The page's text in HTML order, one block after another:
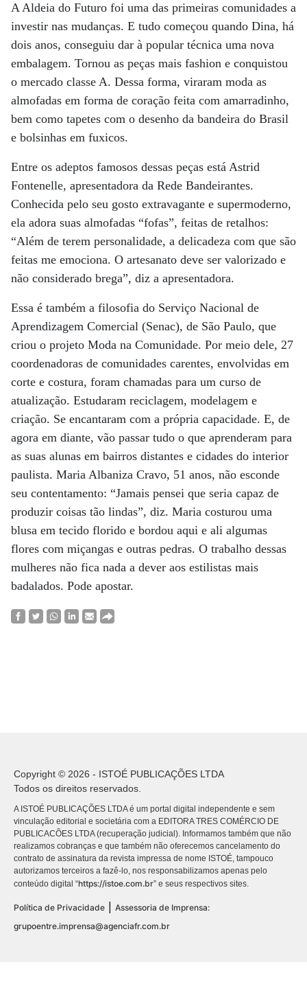
A Aldeia do Futuro foi uma das primeiras comunidades a
investir nas mudanças. E tudo começou quando Dina, há
dois anos, conseguiu dar à popular técnica uma nova
embalagem. Tornou as peças mais fashion e conquistou
o mercado classe A. Dessa forma, viraram moda as
almofadas em forma de coração feita com amarradinho,
bem como tapetes com o desenho da bandeira do Brasil
e bolsinhas em fuxicos.
Entre os adeptos famosos dessas peças está Astrid
Fontenelle, apresentadora da Rede Bandeirantes.
Conhecida pelo seu gosto extravagante e supermoderno,
ela adora suas almofadas “fofas”, feitas de retalhos:
“Além de terem personalidade, a delicadeza com que são
feitas me emociona. O artesanato deve ser valorizado e
não considerado brega”, diz a apresentadora.
Essa é também a filosofia do Serviço Nacional de
Aprendizagem Comercial (Senac), de São Paulo, que
criou o projeto Moda na Comunidade. Por meio dele, 27
coordenadoras de comunidades carentes, envolvidas em
corte e costura, foram chamadas para um curso de
atualização. Estudaram reciclagem, modelagem e
criação. Se encantaram com a própria capacidade. E, de
agora em diante, vão passar tudo o que aprenderam para
as suas alunas em bairros distantes e cidades do interior
paulista. Maria Albaniza Cravo, 51 anos, não esconde
seu contentamento: “Jamais pensei que seria capaz de
produzir coisas tão lindas”, diz. Maria costurou uma
blusa em tecido florido e bordou aqui e ali algumas
flores com miçangas e outras pedras. O trabalho dessas
mulheres não fica nada a dever aos estilistas mais
badalados. Pode apostar.
Copyright © 2026 - ISTOÉ PUBLICAÇÕES LTDA
Todos os direitos reservados.
A ISTOÉ PUBLICAÇÕES LTDA é um portal digital independente e sem
vinculação editorial e societária com a EDITORA TRES COMÉRCIO DE
PUBLICACÕES LTDA (recuperação judicial). Informamos também que não
realizamos cobranças e que também não oferecemos cancelamento do
contrato de assinatura da revista impressa de nome ISTOÉ, tampouco
autorizamos terceiros a fazê-lo, nos responsabilizamos apenas pelo
conteúdo digital “https://istoe.com.br” e seus respectivos sites.
Política de Privacidade
Assessoria de Imprensa:
grupoentre.imprensa@agenciafr.com.br